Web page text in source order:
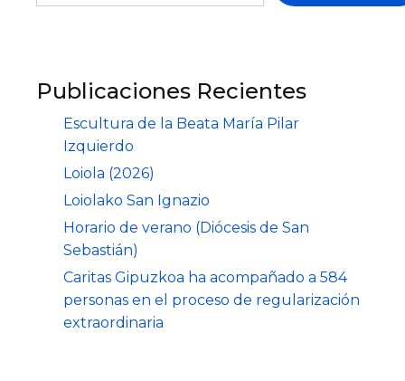
Publicaciones Recientes
Escultura de la Beata María Pilar
Izquierdo
Loiola (2026)
Loiolako San Ignazio
Horario de verano (Diócesis de San
Sebastián)
Caritas Gipuzkoa ha acompañado a 584
personas en el proceso de regularización
extraordinaria